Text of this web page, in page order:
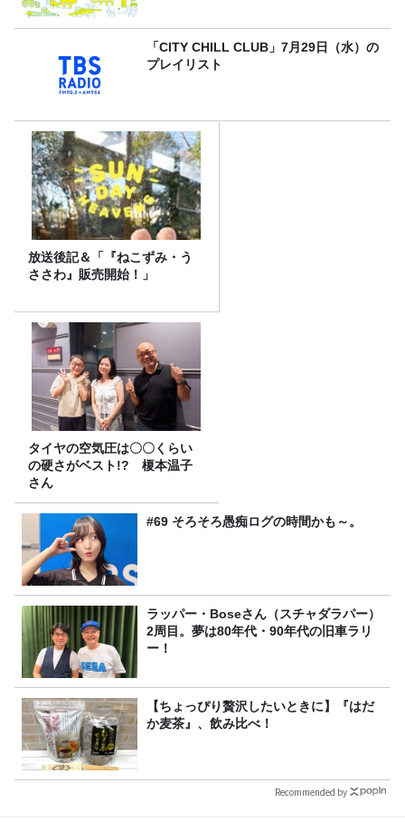
「CITY CHILL CLUB」7月29日（水）の
プレイリスト
放送後記＆「『ねこずみ・う
ささわ』販売開始！」
タイヤの空気圧は〇〇くらい
の硬さがベスト!? 榎本温子
さん
#69 そろそろ愚痴ログの時間かも～。
ラッパー・Boseさん（スチャダラパー）
2周目。夢は80年代・90年代の旧車ラリ
ー！
【ちょっぴり贅沢したいときに】『はだ
か麦茶』、飲み比べ！
Recommended by